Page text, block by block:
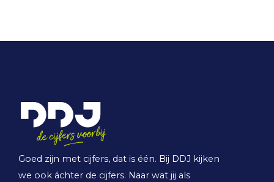
Goed zijn met cijfers, dat is één. Bij DDJ kijken
we ook áchter de cijfers. Naar wat jij als